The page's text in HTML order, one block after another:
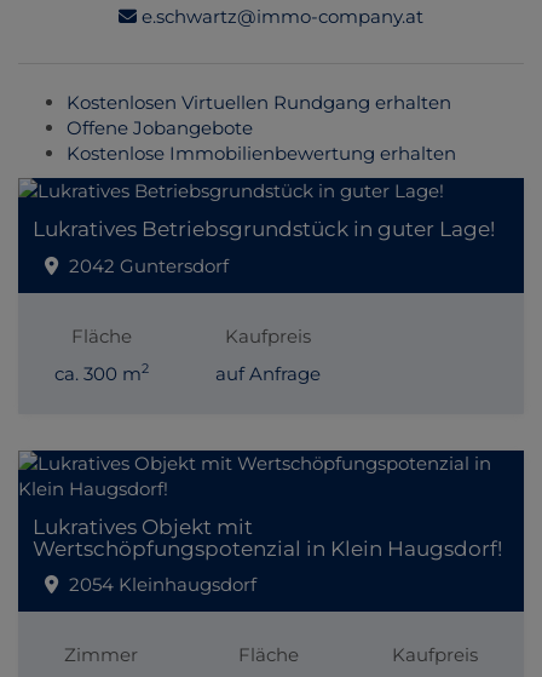
e.schwartz@immo-company.at
Kostenlosen Virtuellen Rundgang erhalten
Offene Jobangebote
Kostenlose Immobilienbewertung erhalten
Lukratives Betriebsgrundstück in guter Lage!
2042 Guntersdorf
Fläche
ca. 300 m2
Kaufpreis
auf Anfrage
Lukratives Objekt mit
Wertschöpfungspotenzial in Klein Haugsdorf!
2054 Kleinhaugsdorf
Zimmer
Fläche
Kaufpreis